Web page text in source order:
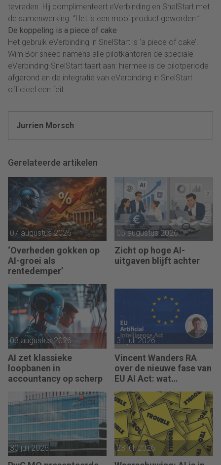
tevreden. Hij complimenteert eVerbinding en SnelStart met
de samenwerking. “Het is een mooi product geworden.”
De koppeling is a piece of cake
Het gebruik eVerbinding in SnelStart is ‘a piece of cake’.
Wim Bor sneed namens alle pilotkantoren de speciale
eVerbinding-SnelStart taart aan: hiermee is de pilotperiode
afgerond en de integratie van eVerbinding in SnelStart
officieel een feit.
Jurrien Morsch
Gerelateerde artikelen
07 augustus 2026
‘Overheden gokken op
AI-groei als
rentedemper’
05 augustus 2026
Zicht op hoge AI-
uitgaven blijft achter
03 augustus 2026
AI zet klassieke
loopbanen in
accountancy op scherp
31 juli 2026
Vincent Wanders RA
over de nieuwe fase van
EU AI Act: wat
accountants nu moeten
regelen
30 juli 2026 23 juli 2026